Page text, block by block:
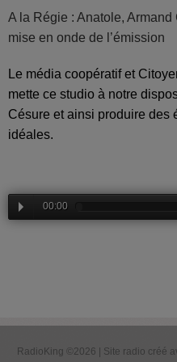
A la Régie : Anatole, Armand
mise en onde de l’émission
Le média coopératif et
mette ce studio à notre
Césure et ainsi produire des
idéales.
00:00
RadioKing ©2026 | Site radio créé